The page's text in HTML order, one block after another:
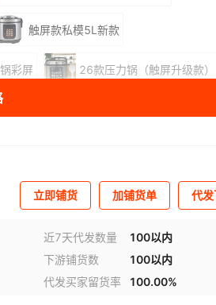
触屏款私模5L新款
彩屏 26款压力锅（触屏升级款）
立即铺货 加铺货单 代
近7天代发数量
100以内
下游铺货数
100以内
代发买家留货率 100.00%